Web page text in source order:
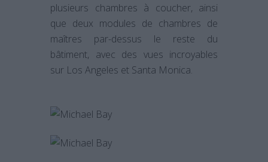
plusieurs chambres à coucher, ainsi
que deux modules de chambres de
maîtres par-dessus le reste du
bâtiment, avec des vues incroyables
sur Los Angeles et Santa Monica.